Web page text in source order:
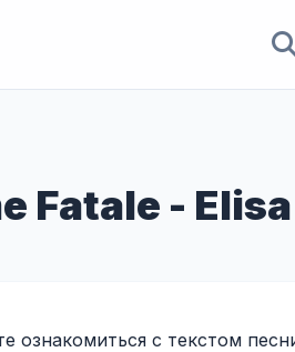
Fatale - Elisa
с текстом